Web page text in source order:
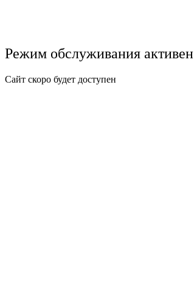
Режим обслуживания активен
Сайт скоро будет доступен